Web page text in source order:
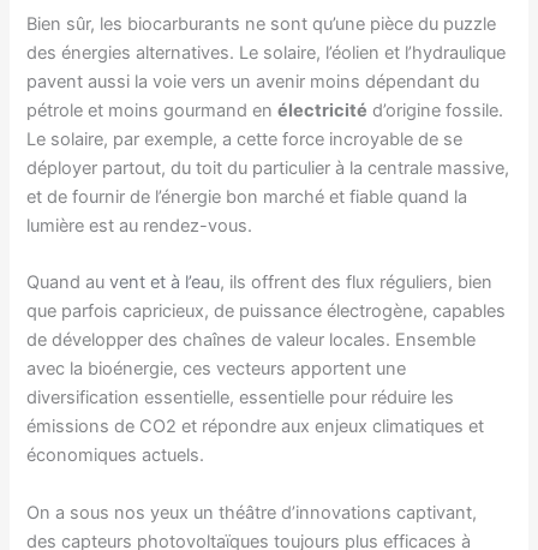
Bien sûr, les biocarburants ne sont qu’une pièce du puzzle
des énergies alternatives. Le solaire, l’éolien et l’hydraulique
pavent aussi la voie vers un avenir moins dépendant du
pétrole et moins gourmand enélectricité d’origine fossile.
Le solaire, par exemple, a cette force incroyable de se
déployer partout, du toit du particulier à la centrale massive,
et de fournir de l’énergie bon marché et fiable quand la
lumière est au rendez-vous.
Quand auvent et à l’eau, ils offrent des flux réguliers, bien
que parfois capricieux, de puissance électrogène, capables
de développer des chaînes de valeur locales. Ensemble
avec la bioénergie, ces vecteurs apportent une
diversification essentielle, essentielle pour réduire les
émissions de CO2 et répondre aux enjeux climatiques et
économiques actuels.
On a sous nos yeux un théâtre d’innovations captivant,
des capteurs photovoltaïques toujours plus efficaces à